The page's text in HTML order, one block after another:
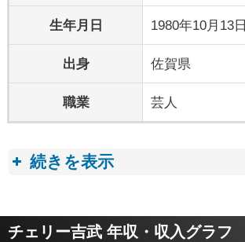
生年月日 1980年10月13日
出身 佐賀県
職業 芸人
続きを表示
プロフィールトピック
チェリー吉武 年収・収入グラフ